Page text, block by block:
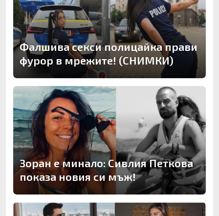
Фалшива секси полицайка прави
фурор в мрежите! (СНИМКИ)
Зоран е минало: Сивлия Петкова
показа новия си мъж!